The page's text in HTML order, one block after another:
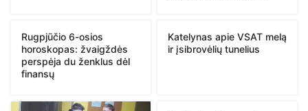
Rugpjūčio 6-osios
horoskopas: žvaigždės
perspėja du ženklus dėl
finansų
Katelynas apie VSAT melą
ir įsibrovėlių tunelius